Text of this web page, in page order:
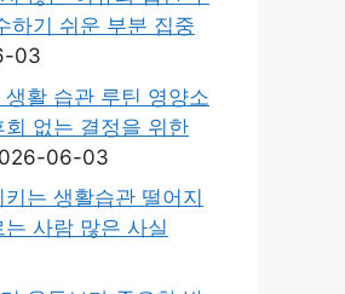
하기 쉬운 부분 집중
03
생활 습관 루틴 영양소
없는 결정을 위한
06-03
는 생활습관 떨어지
사람 많은 사실